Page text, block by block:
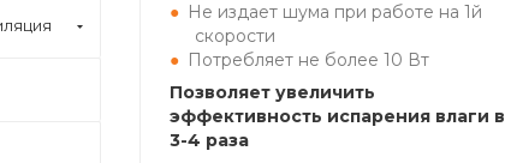
Не издает шума при работе на 1й
скорости
Потребляет не более 10 Вт
Позволяет увеличить
эффективность испарения влаги в
3-4 раза